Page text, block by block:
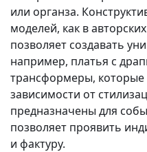
или органза.
моделей, как в
позволяет создавать
например, платья с
трансформеры,
зависимости от
предназначены для
позволяет проявить
и фактуру.